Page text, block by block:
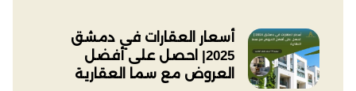
أسعار العقارات في دمشق
2025| احصل على أفضل
العروض مع سما العقارية